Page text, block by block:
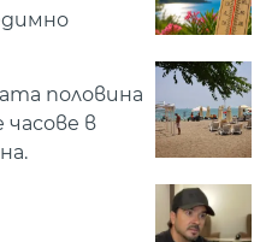
половина
в